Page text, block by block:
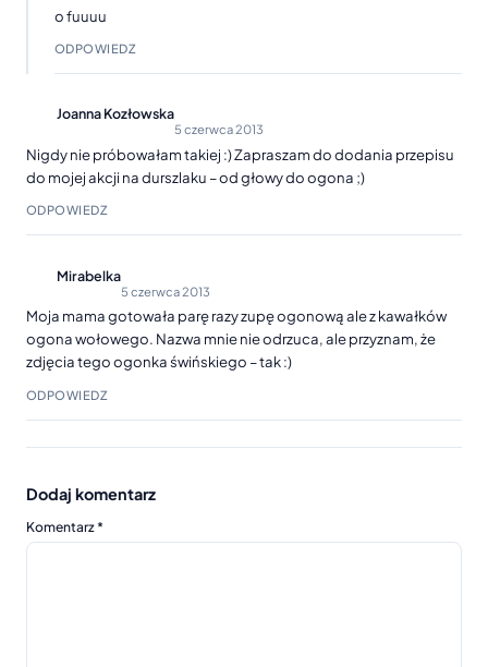
o fuuuu
ODPOWIEDZ
Joanna Kozłowska
5 czerwca 2013
Nigdy nie próbowałam takiej :) Zapraszam do dodania przepisu
do mojej akcji na durszlaku – od głowy do ogona ;)
ODPOWIEDZ
Mirabelka
5 czerwca 2013
Moja mama gotowała parę razy zupę ogonową ale z kawałków
ogona wołowego. Nazwa mnie nie odrzuca, ale przyznam, że
zdjęcia tego ogonka świńskiego – tak :)
ODPOWIEDZ
Dodaj komentarz
Komentarz*